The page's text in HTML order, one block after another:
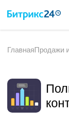
ИНТЕГРАЦИИ
ГлавнаяПродажи